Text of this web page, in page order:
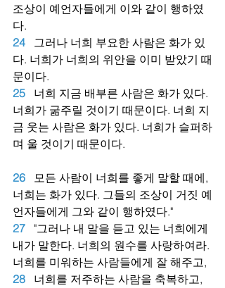
조상이 예언자들에게 이와 같이 행하였
다.
24
그러나 너희 부요한 사람은 화가 있
다. 너희가 너희의 위안을 이미 받았기 때
문이다.
25
너희 지금 배부른 사람은 화가 있다.
너희가 굶주릴 것이기 때문이다. 너희 지
금 웃는 사람은 화가 있다. 너희가 슬퍼하
며 울 것이기 때문이다.
26
모든 사람이 너희를 좋게 말할 때에,
너희는 화가 있다. 그들의 조상이 거짓 예
언자들에게 그와 같이 행하였다."
27 "그러나 내 말을 듣고 있는 너희에게
내가 말한다. 너희의 원수를 사랑하여라.
너희를 미워하는 사람들에게 잘 해주고,
28
너희를 저주하는 사람을 축복하고,